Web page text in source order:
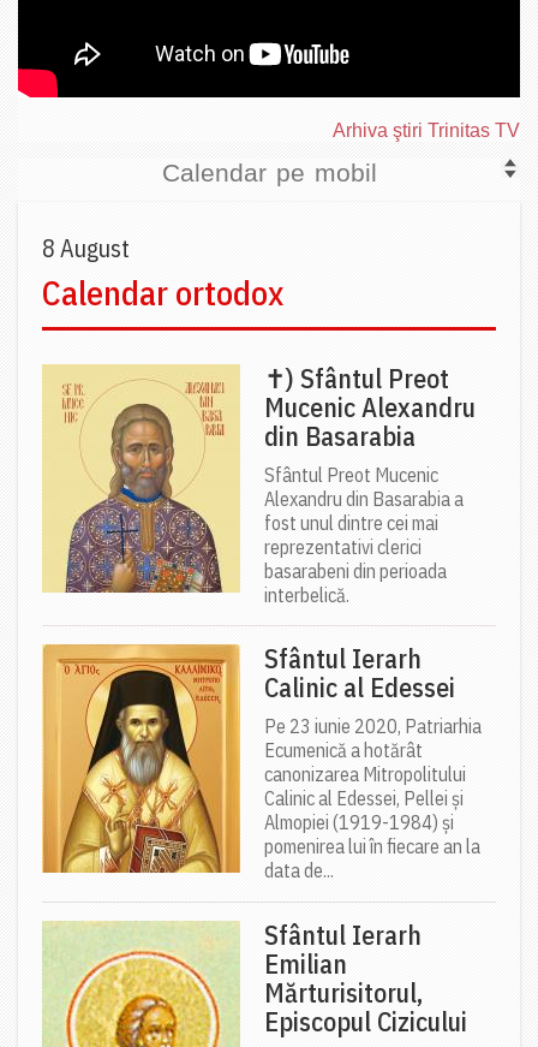
Arhiva ştiri Trinitas TV
Calendar pe mobil
8 August
Calendar ortodox
✝) Sfântul Preot
Mucenic Alexandru
din Basarabia
Sfântul Preot Mucenic
Alexandru din Basarabia a
fost unul dintre cei mai
reprezentativi clerici
basarabeni din perioada
interbelică.
Sfântul Ierarh
Calinic al Edessei
Pe 23 iunie 2020, Patriarhia
Ecumenică a hotărât
canonizarea Mitropolitului
Calinic al Edessei, Pellei și
Almopiei (1919-1984) și
pomenirea lui în fiecare an la
data de...
Sfântul Ierarh
Emilian
Mărturisitorul,
Episcopul Cizicului